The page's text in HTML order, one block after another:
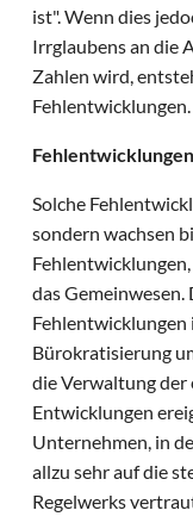
ist". Wenn dies
Irrglaubens an die
Zahlen wird,
Fehlentwicklungen.
Fehlentwicklungen
Solche
sondern wachsen
das
Fehlentwicklungen
Bürokratisierung
die Verwaltung der
Entwicklungen
Unternehmen, in
allzu sehr auf die
Regelwerks